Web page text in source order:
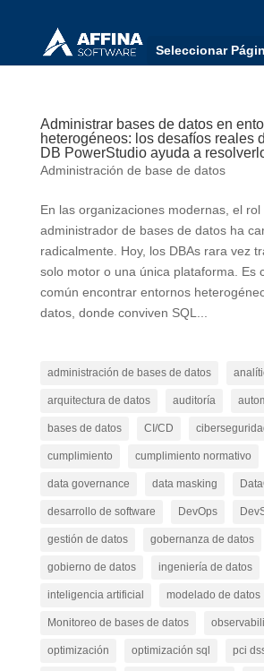
Seleccionar
Administrar bases de datos en
heterogéneos: los desafíos reales
DB PowerStudio ayuda a
Administración de base de datos
En las organizaciones modernas, el rol
administrador de bases de datos ha
radicalmente. Hoy, los DBAs rara vez
solo motor o una única plataforma. Es
común encontrar entornos
datos, donde conviven SQL...
administración de bases de datos
arquitectura de datos auditoría
bases de datos CI/CD
cumplimiento cumplimiento normativo
data governance data masking
desarrollo de software DevOps
gestión de datos gobernanza de datos
gobierno de datos ingeniería de datos
inteligencia artificial modelado de datos
Monitoreo de bases de datos
optimización optimización sql pci